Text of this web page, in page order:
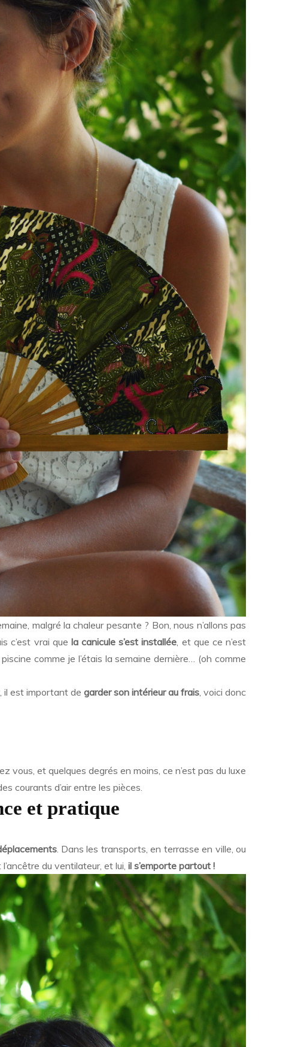
malgré la chaleur pesante ? Bon, nous n’allons pas
c’est vrai que la canicule s’est installée , et que ce n’est
comme je l’étais la semaine dernière… (oh comme
, il est important de garder son intérieur au frais , voici donc
vous, et quelques degrés en moins, ce n’est pas du luxe
courants d’air entre les pièces.
et pratique
. Dans les transports, en terrasse en ville, ou
du ventilateur, et lui, il s’emporte partout !